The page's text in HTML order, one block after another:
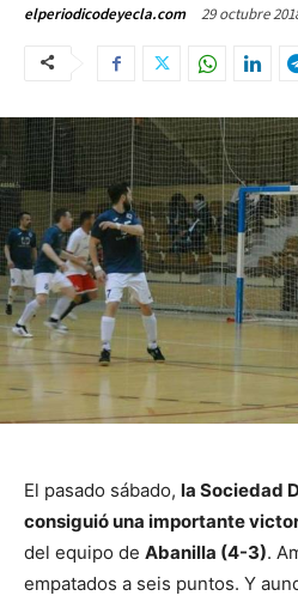
elperiodicodeyecla.com 29 octubre
El pasado sábado, la Sociedad
consiguió una importante
del equipo de Abanilla (4-3).
empatados a seis puntos. Y